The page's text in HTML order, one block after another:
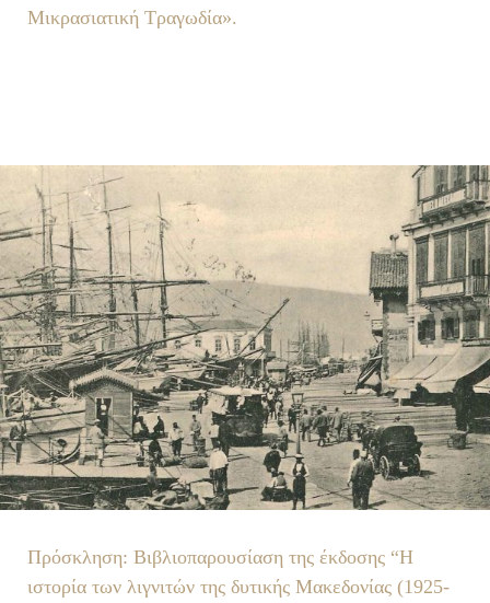
Μικρασιατική Τραγωδία».
Πρόσκληση: Βιβλιοπαρουσίαση της έκδοσης “Η
ιστορία των λιγνιτών της δυτικής Μακεδονίας (1925-